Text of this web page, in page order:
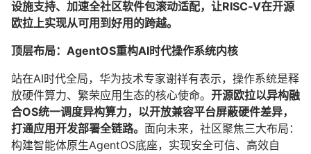
设施支持、加速全社区软件包滚动适配，让RISC‑V在开源
欧拉上实现从可用到好用的跨越。
顶层布局：AgentOS重构AI时代操作系统内核
站在AI时代全局，华为技术专家谢祥有表示，操作系统是释
放硬件算力、繁荣应用生态的核心使命。 开源欧拉以异构融
合OS统一调度异构算力，以开放兼容平台屏蔽硬件差异，
打通应用开发部署全链路。 面向未来，社区聚焦三大布局：
构建智能体原生AgentOS底座，实现安全可信、高效自